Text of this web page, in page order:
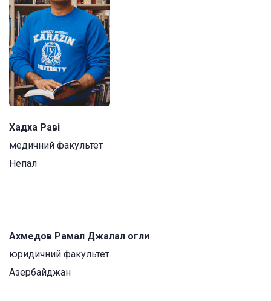
Хадха Раві
медичний факультет
Непал
Ахмедов Рамал Джалал огли
юридичний факультет
Азербайджан